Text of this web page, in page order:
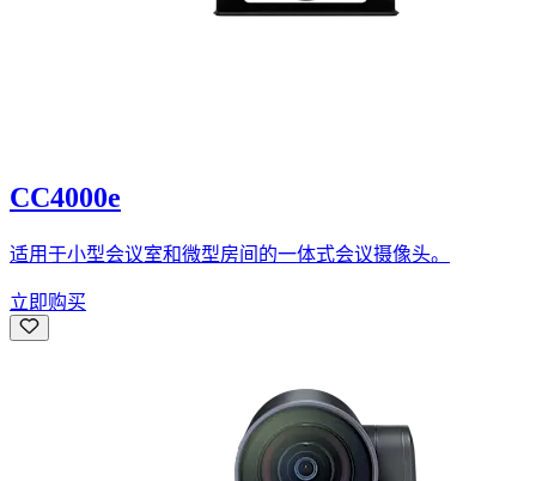
CC4000e
适用于小型会议室和微型房间的一体式会议摄像头。
立即购买